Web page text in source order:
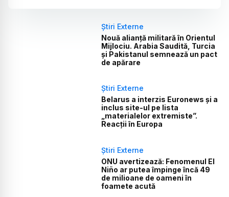
Știri Externe
Nouă alianță militară în Orientul
Mijlociu. Arabia Saudită, Turcia
și Pakistanul semnează un pact
de apărare
Știri Externe
Belarus a interzis Euronews și a
inclus site-ul pe lista
„materialelor extremiste”.
Reacții în Europa
Știri Externe
ONU avertizează: Fenomenul El
Niño ar putea împinge încă 49
de milioane de oameni în
foamete acută